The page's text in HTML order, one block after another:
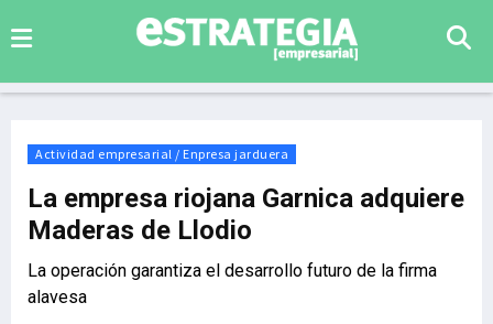
Actividad empresarial / Enpresa jarduera
La empresa riojana Garnica adquiere
Maderas de Llodio
La operación garantiza el desarrollo futuro de la firma
alavesa